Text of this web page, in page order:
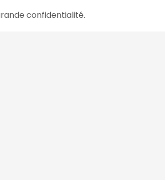
confidentialité.